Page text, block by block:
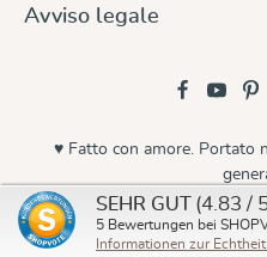
Avviso legale
© 2026
♥ Fatto con amore. Portato
SEHR GUT (4.83 /
5 Bewertungen bei
Informationen zur